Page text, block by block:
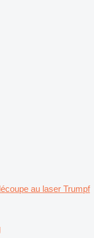
au laser Trumpf